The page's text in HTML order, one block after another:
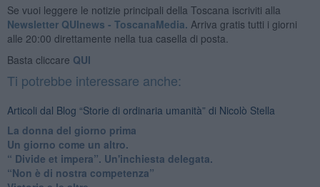
Se vuoi leggere le notizie principali della Toscana iscriviti alla
Newsletter QUInews - ToscanaMedia. Arriva gratis tutti i giorni
alle 20:00 direttamente nella tua casella di posta.
Basta cliccare QUI
Ti potrebbe interessare anche:
Articoli dal Blog “Storie di ordinaria umanità” di Nicolò Stella
​La donna del giorno prima
​Un giorno come un altro.
​“ Divide et impera”. Un'inchiesta delegata.
“Non è di nostra competenza”